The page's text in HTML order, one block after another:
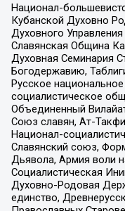
Национал-
Кубанской Духовно
Духовного
Славянская Община
Духовная Семинария
Богодержавию,
Русское
социалистическое
Объединенный
Союз славян, Ат-
Национал-
Славянский союз,
Дьявола, Армия воли
Социалистическая
Духовно-Родовая
единство,